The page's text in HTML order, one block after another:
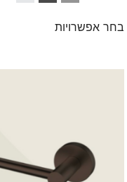
בחר אפשרויות